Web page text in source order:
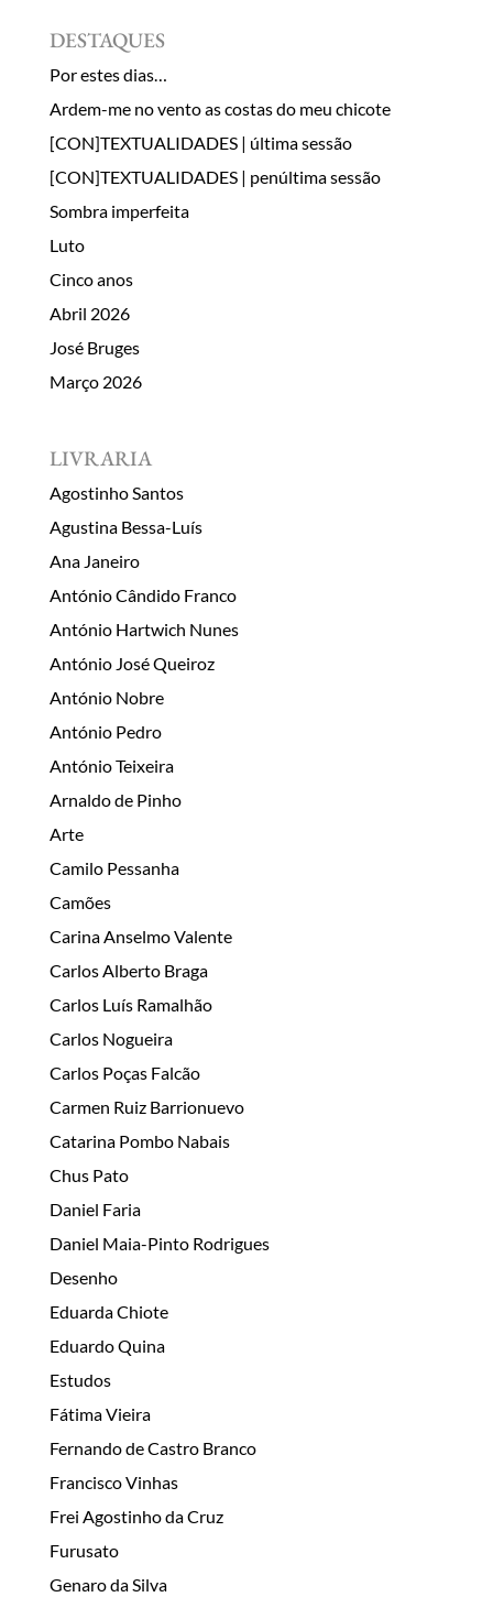
DESTAQUES
Por estes dias…
Ardem-me no vento as costas do meu chicote
[CON]TEXTUALIDADES | última sessão
[CON]TEXTUALIDADES | penúltima sessão
Sombra imperfeita
Luto
Cinco anos
Abril 2026
José Bruges
Março 2026
LIVRARIA
Agostinho Santos
Agustina Bessa-Luís
Ana Janeiro
António Cândido Franco
António Hartwich Nunes
António José Queiroz
António Nobre
António Pedro
António Teixeira
Arnaldo de Pinho
Arte
Camilo Pessanha
Camões
Carina Anselmo Valente
Carlos Alberto Braga
Carlos Luís Ramalhão
Carlos Nogueira
Carlos Poças Falcão
Carmen Ruiz Barrionuevo
Catarina Pombo Nabais
Chus Pato
Daniel Faria
Daniel Maia-Pinto Rodrigues
Desenho
Eduarda Chiote
Eduardo Quina
Estudos
Fátima Vieira
Fernando de Castro Branco
Francisco Vinhas
Frei Agostinho da Cruz
Furusato
Genaro da Silva